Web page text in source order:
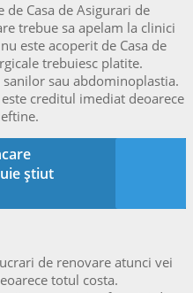
Casa de Asigurari de
trebue sa apelam la clinici
este acoperit de Casa de
trebuiesc platite.
sau abdominoplastia.
creditul imediat deoarece
ştiut
de renovare atunci vei
totul costa.